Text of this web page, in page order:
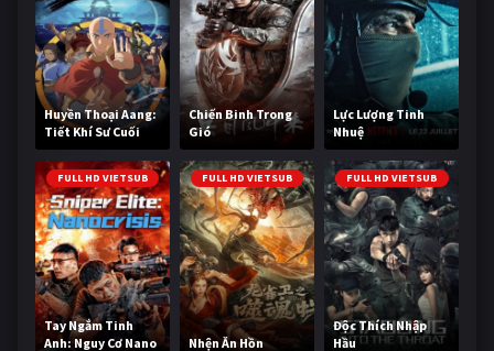
Huyền Thoại Aang:
Tiết Khí Sư Cuối
Cùng
Chiến Binh Trong
Gió
Lực Lượng Tinh
Nhuệ
FULL HD VIETSUB
Tay Ngắm Tinh
Anh: Nguy Cơ Nano
FULL HD VIETSUB
Nhện Ăn Hồn
FULL HD VIETSUB
Độc Thích Nhập
Hầu